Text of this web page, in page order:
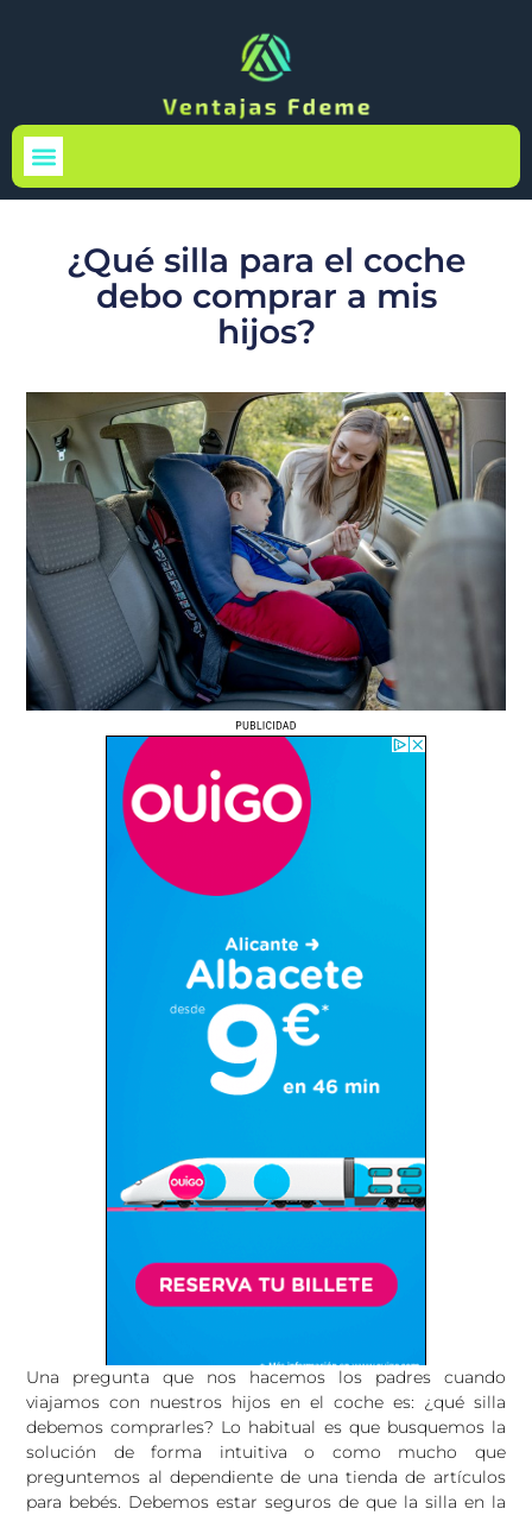
¿Qué silla para el coche
debo comprar a mis
hijos?
Una pregunta que nos hacemos los padres cuando
viajamos con nuestros hijos en el coche es: ¿qué silla
debemos comprarles? Lo habitual es que busquemos la
solución de forma intuitiva o como mucho que
preguntemos al dependiente de una tienda de artículos
para bebés. Debemos estar seguros de que la silla en la